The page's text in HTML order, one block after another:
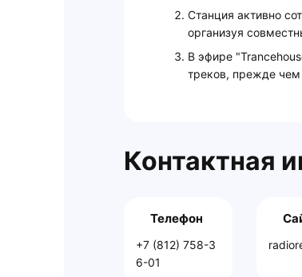
Станция активно
организуя
В эфире
треков, прежде чем
Контактная
Телефон
+7 (812) 758-3
6-01